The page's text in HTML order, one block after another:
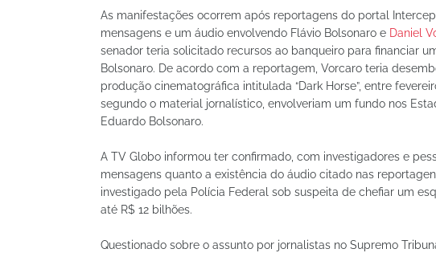
As manifestações ocorrem após reportagens do portal
mensagens e um áudio envolvendo Flávio Bolsonaro e Daniel
senador teria solicitado recursos ao banqueiro para financiar
Bolsonaro. De acordo com a reportagem, Vorcaro teria
produção cinematográfica intitulada “Dark Horse”, entre
segundo o material jornalístico, envolveriam um fundo nos
Eduardo Bolsonaro.
A TV Globo informou ter confirmado, com investigadores e
mensagens quanto a existência do áudio citado nas
investigado pela Polícia Federal sob suspeita de chefiar um
até R$ 12 bilhões.
Questionado sobre o assunto por jornalistas no Supremo